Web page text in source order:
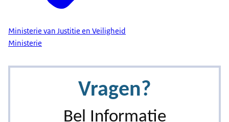
Ministerie van Justitie en Veiligheid
Ministerie